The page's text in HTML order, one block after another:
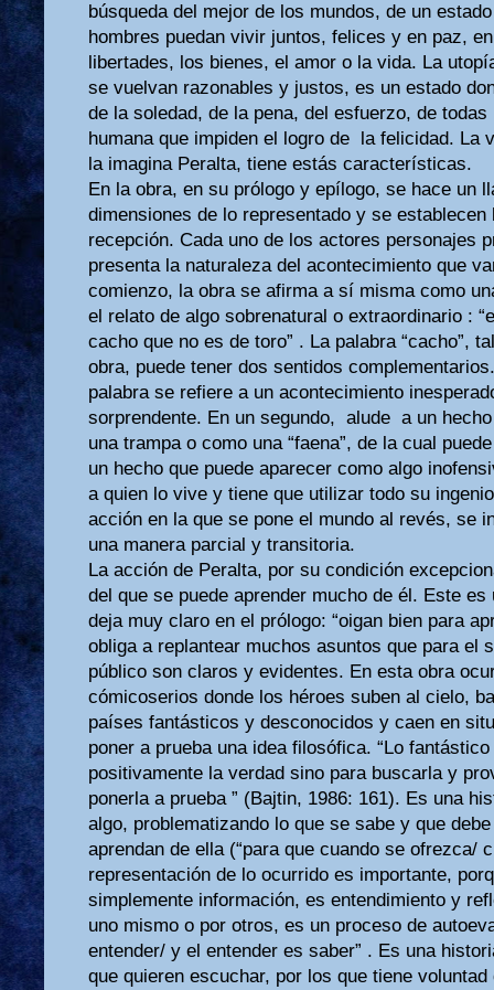
búsqueda del mejor de los mundos, de un
hombres puedan vivir juntos, felices y en paz,
libertades, los bienes, el amor o la vida. La
se vuelvan razonables y justos, es un estado
de la soledad, de la pena, del esfuerzo, de
humana que impiden el logro de la felicidad. La
la imagina Peralta, tiene estás características.
En la obra, en su prólogo y epílogo, se hace un
dimensiones de lo representado y se
recepción. Cada uno de los actores personajes
presenta la naturaleza del acontecimiento que
comienzo, la obra se afirma a sí misma como
el relato de algo sobrenatural o extraordinario :
cacho que no es de toro” . La palabra “cacho”,
obra, puede tener dos sentidos
palabra se refiere a un acontecimiento
sorprendente. En un segundo, alude a un
una trampa o como una “faena”, de la cual
un hecho que puede aparecer como algo
a quien lo vive y tiene que utilizar todo su
acción en la que se pone el mundo al revés, se
una manera parcial y transitoria.
La acción de Peralta, por su condición
del que se puede aprender mucho de él. Este
deja muy claro en el prólogo: “oigan bien para
obliga a replantear muchos asuntos que para el
público son claros y evidentes. En esta obra
cómicoserios donde los héroes suben al cielo,
países fantásticos y desconocidos y caen en
poner a prueba una idea filosófica. “Lo
positivamente la verdad sino para buscarla y
ponerla a prueba ” (Bajtin, 1986: 161). Es una
algo, problematizando lo que se sabe y que
aprendan de ella (“para que cuando se ofrezca/
representación de lo ocurrido es importante,
simplemente información, es entendimiento y
uno mismo o por otros, es un proceso de
entender/ y el entender es saber” . Es una
que quieren escuchar, por los que tiene voluntad